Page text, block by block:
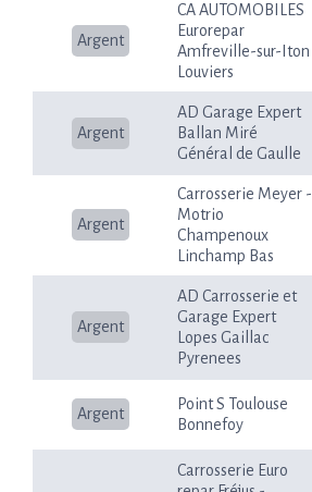
Argent
CA AUTOMOBILES
Eurorepar
Amfreville-sur-Iton
Louviers
Argent
AD Garage Expert
Ballan Miré
Général de Gaulle
Argent
Carrosserie Meyer -
Motrio
Champenoux
Linchamp Bas
Argent
AD Carrosserie et
Garage Expert
Lopes Gaillac
Pyrenees
Argent
Point S Toulouse
Bonnefoy
Carrosserie Euro